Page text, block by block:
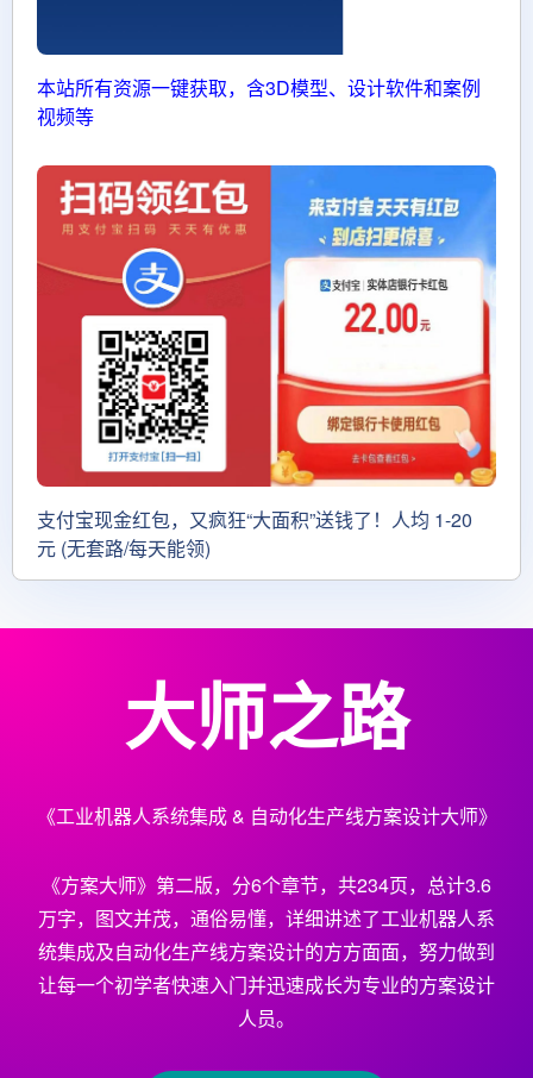
本站所有资源一键获取，含3D模型、设计软件和案例
视频等
支付宝现金红包，又疯狂“大面积”送钱了！人均 1-20
元 (无套路/每天能领)
大师之路
《工业机器人系统集成 & 自动化生产线方案设计大师》
《方案大师》第二版，分6个章节，共234页，总计3.6
万字，图文并茂，通俗易懂，详细讲述了工业机器人系
统集成及自动化生产线方案设计的方方面面，努力做到
让每一个初学者快速入门并迅速成长为专业的方案设计
人员。